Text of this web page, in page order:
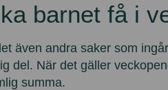
barnet få i
även andra saker som
del. När det gäller
summa.